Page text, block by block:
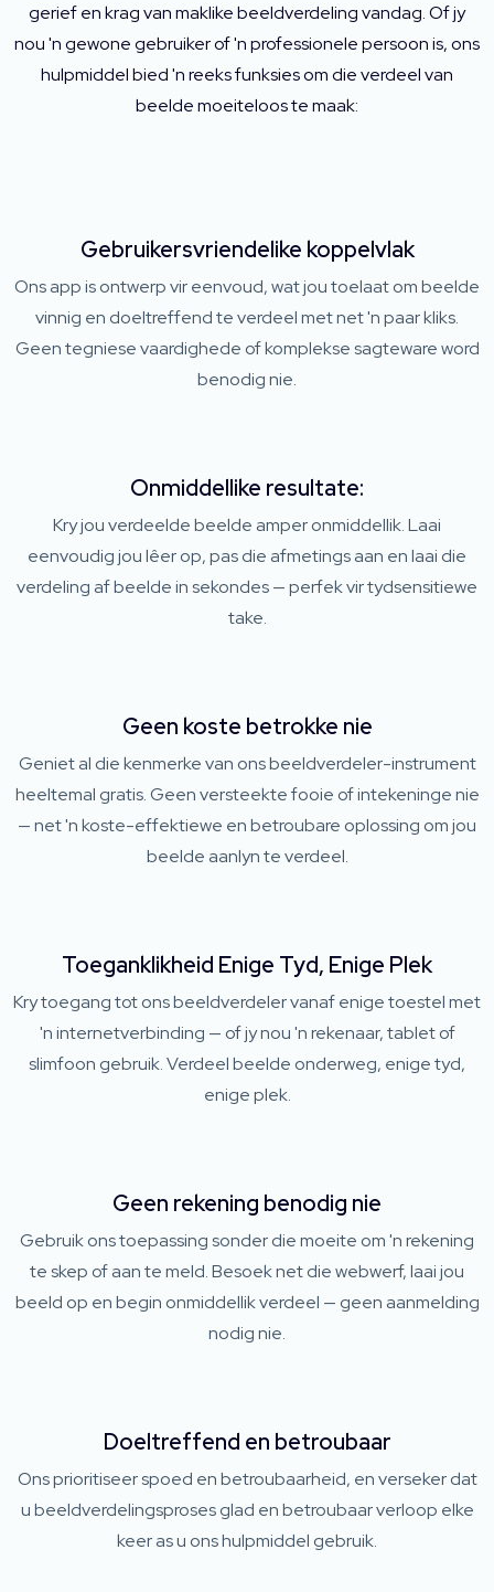
gerief en krag van maklike beeldverdeling vandag. Of jy
nou 'n gewone gebruiker of 'n professionele persoon is, ons
hulpmiddel bied 'n reeks funksies om die verdeel van
beelde moeiteloos te maak:
Gebruikersvriendelike koppelvlak
Ons app is ontwerp vir eenvoud, wat jou toelaat om beelde
vinnig en doeltreffend te verdeel met net 'n paar kliks.
Geen tegniese vaardighede of komplekse sagteware word
benodig nie.
Onmiddellike resultate:
Kry jou verdeelde beelde amper onmiddellik. Laai
eenvoudig jou lêer op, pas die afmetings aan en laai die
verdeling af beelde in sekondes — perfek vir tydsensitiewe
take.
Geen koste betrokke nie
Geniet al die kenmerke van ons beeldverdeler-instrument
heeltemal gratis. Geen versteekte fooie of intekeninge nie
— net 'n koste-effektiewe en betroubare oplossing om jou
beelde aanlyn te verdeel.
Toeganklikheid Enige Tyd, Enige Plek
Kry toegang tot ons beeldverdeler vanaf enige toestel met
'n internetverbinding — of jy nou 'n rekenaar, tablet of
slimfoon gebruik. Verdeel beelde onderweg, enige tyd,
enige plek.
Geen rekening benodig nie
Gebruik ons ​​toepassing sonder die moeite om 'n rekening
te skep of aan te meld. Besoek net die webwerf, laai jou
beeld op en begin onmiddellik verdeel — geen aanmelding
nodig nie.
Doeltreffend en betroubaar
Ons prioritiseer spoed en betroubaarheid, en verseker dat
u beeldverdelingsproses glad en betroubaar verloop elke
keer as u ons hulpmiddel gebruik.